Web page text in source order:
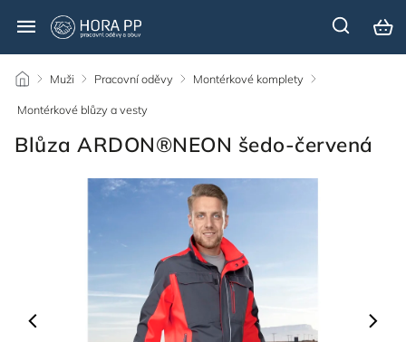
/ Muži / Pracovní oděvy / Montérkové komplety /
Montérkové blůzy a vesty
Blůza ARDON®NEON šedo-červená